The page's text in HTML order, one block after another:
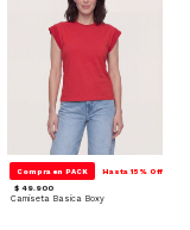
Compra en PACK Hasta 15% Off
$ 49.900
Camiseta Basica Boxy